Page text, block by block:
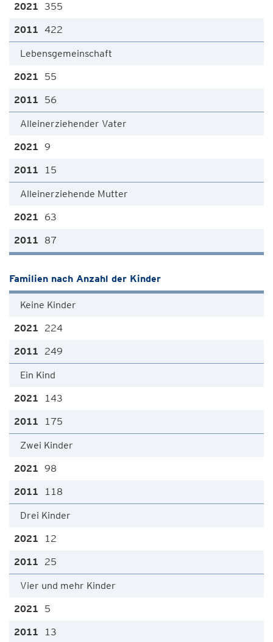
355
422
Lebensgemeinschaft
55
56
Alleinerziehender Vater
9
15
Alleinerziehende Mutter
63
87
Familien nach Anzahl der Kinder
Keine Kinder
224
249
Ein Kind
143
175
Zwei Kinder
98
118
Drei Kinder
12
25
Vier und mehr Kinder
5
13